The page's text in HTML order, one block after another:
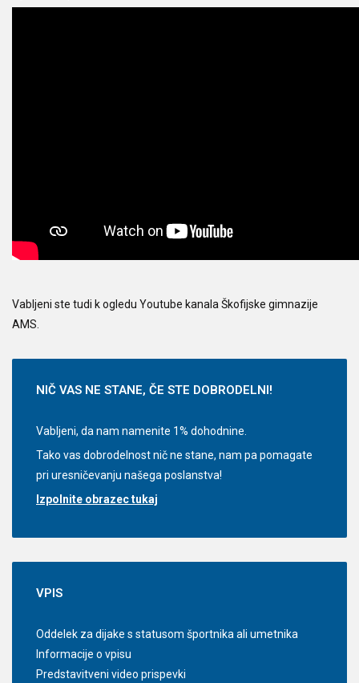
Vabljeni ste tudi k ogledu Youtube kanala Škofijske gimnazije
AMS
NIČ VAS NE STANE, ČE STE DOBRODELNI!
Vabljeni, da nam namenite 1% dohodnine.
Tako vas dobrodelnost nič ne stane, nam pa pomagate
pri uresničevanju našega poslanstva!
Izpolnite obrazec tukaj
VPIS
Oddelek za dijake s statusom športnika ali umetnika
Informacije o vpisu
Predstavitveni video prispevki